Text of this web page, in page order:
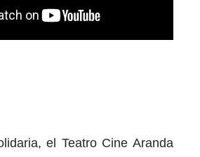
el Teatro Cine Aranda